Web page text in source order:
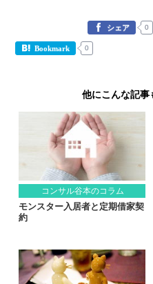
シェア 0
Bookmark 0
他にこんな記事
コンサル谷本のコラム
モンスター入居者と定期借家契
約